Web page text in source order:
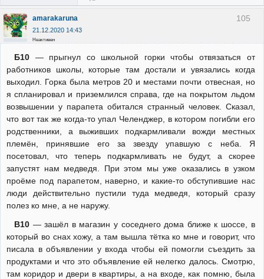
105
amarakaruna
21.12.2020 14:43
Неактивен
Б10— прыгнул со школьной горки чтобы отвязаться от
работников школы, которые там достали и увязались когда
выходил. Горка была метров 20 и местами почти отвесная, но
я спланировал и приземлился справа, где на покрытом льдом
возвышении у парапета обитался странный человек. Сказал,
что вот так же когда-то упал Челенджер, в котором погибли его
родственники, а выживших подкармливали вожди местных
племён, принявшие его за звезду упавшую с неба. Я
посетовал, что теперь подкармливать не будут, а скорее
запустят нам медведя. При этом мы уже оказались в узком
проёме под парапетом, наверно, и какие-то обступившие нас
люди действительно пустили туда медведя, который сразу
полез ко мне, а не наружу.
В10— зашёл в магазин у соседнего дома ближе к шоссе, в
который во снах хожу, а там вышла тётка ко мне и говорит, что
писала в объявлении у входа чтобы ей помогли съездить за
продуктами и что это объявление ей нелегко далось. Смотрю,
там коридор и двери в квартиры, а на входе, как помню, была